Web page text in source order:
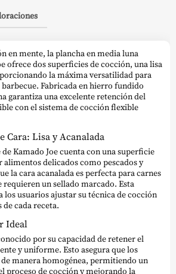
en mente, la plancha en media luna
ofrece dos superficies de cocción, una lisa
la máxima versatilidad para
Fabricada en hierro fundido
garantiza una excelente retención del
con el sistema de cocción flexible
Cara: Lisa y Acanalada
Kamado Joe cuenta con una superficie
alimentos delicados como pescados y
la cara acanalada es perfecta para carnes
un sellado marcado. Esta
usuarios ajustar su técnica de cocción
de cada receta.
Ideal
por su capacidad de retener el
y uniforme. Esto asegura que los
manera homogénea, permitiendo un
proceso de cocción y mejorando la